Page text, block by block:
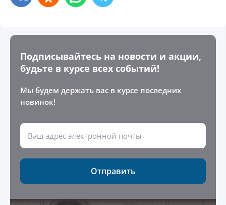
Подписывайтесь на новости и акции,
будьте в курсе всех событий!
Мы будем держать вас в курсе последних
новинок!
Отправить